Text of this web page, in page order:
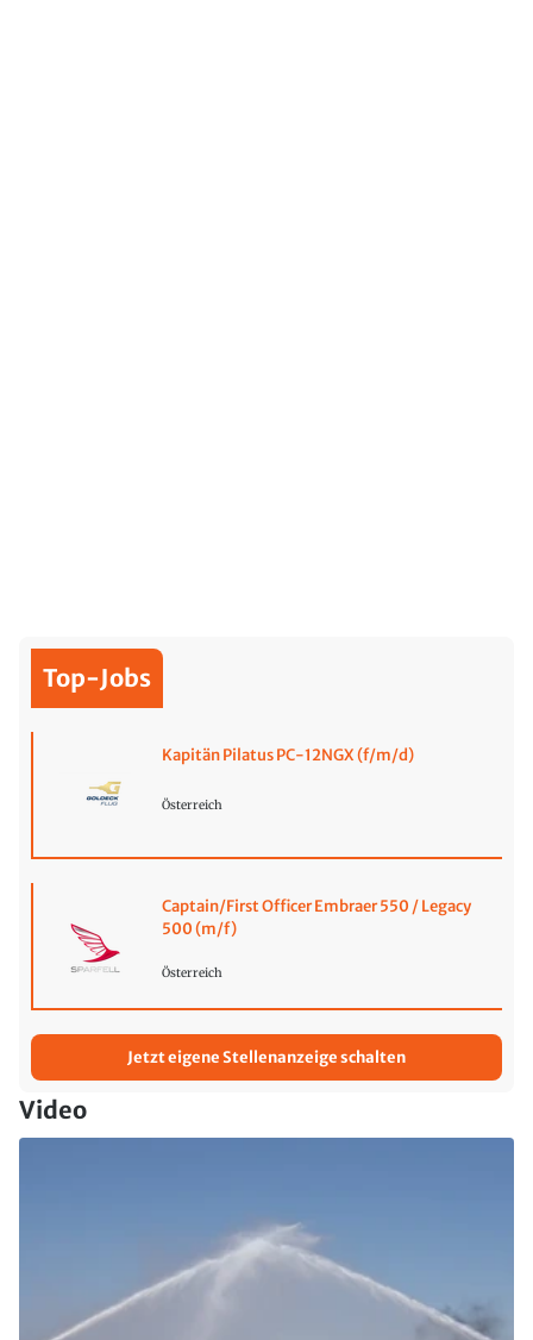
Top-Jobs
Kapitän Pilatus PC-12NGX (f/m/d)
Österreich
Captain/First Officer Embraer 550 / Legacy
500 (m/f)
Österreich
Jetzt eigene Stellenanzeige schalten
Video